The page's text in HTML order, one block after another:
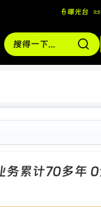
👮曝光台
务累计70多年